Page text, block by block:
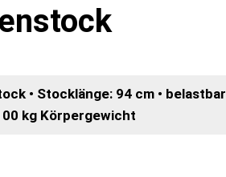
• Stocklänge: 94 cm • belastbar
kg Körpergewicht